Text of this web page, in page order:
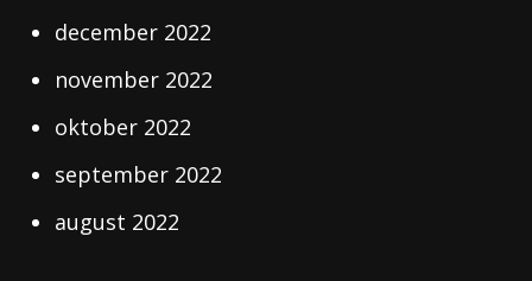
december 2022
november 2022
oktober 2022
september 2022
august 2022